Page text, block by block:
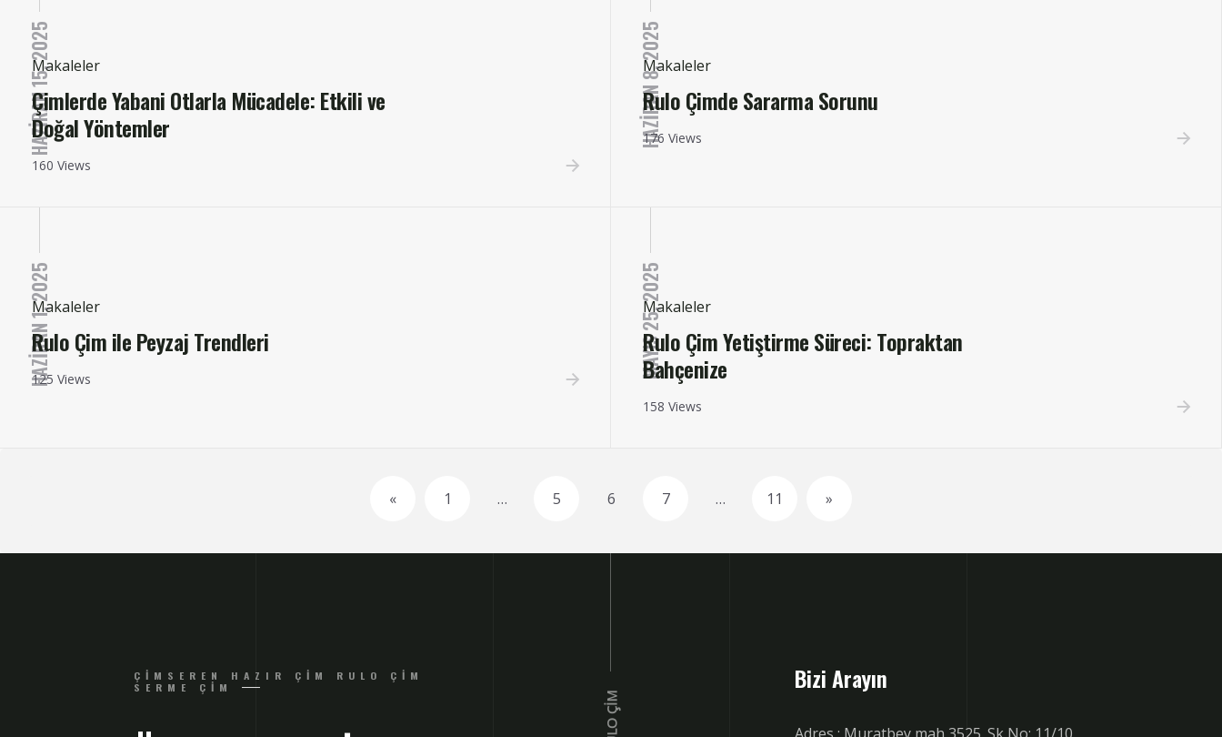
HAZIRAN 15, 2025
Makaleler
Çimlerde Yabani Otlarla Mücadele: Etkili ve
Doğal Yöntemler
160 Views
HAZIRAN 8, 2025
Makaleler
Rulo Çimde Sararma Sorunu
176 Views
HAZIRAN 1, 2025
Makaleler
Rulo Çim ile Peyzaj Trendleri
125 Views MAYIS 25, 2025
Makaleler
Rulo Çim Yetiştirme Süreci: Topraktan
Bahçenize
158 Views
sayfalandırması
« 1 … 5 6 7 … 11 »
ÇIMSEREN HAZIR ÇIM RULO ÇIM
SERME ÇIM
Bizi Arayın